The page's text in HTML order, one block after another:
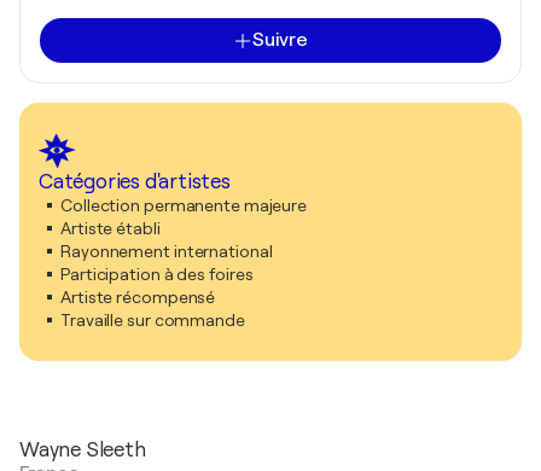
Suivre
Catégories d'artistes
Collection permanente majeure
Artiste établi
Rayonnement international
Participation à des foires
Artiste récompensé
Travaille sur commande
Wayne Sleeth